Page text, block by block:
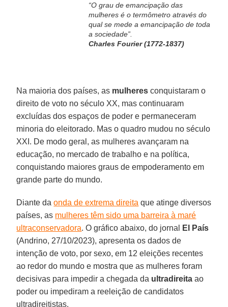
“O grau de emancipação das
mulheres é o termômetro através do
qual se mede a emancipação de toda
a sociedade”.
Charles Fourier (1772-1837)
Na maioria dos países, as mulheres conquistaram o
direito de voto no século XX, mas continuaram
excluídas dos espaços de poder e permaneceram
minoria do eleitorado. Mas o quadro mudou no século
XXI. De modo geral, as mulheres avançaram na
educação, no mercado de trabalho e na política,
conquistando maiores graus de empoderamento em
grande parte do mundo.
Diante daonda de extrema direita que atinge diversos
países, as mulheres têm sido uma barreira à maré
ultraconservadora. O gráfico abaixo, do jornal
El País
(Andrino, 27/10/2023), apresenta os dados de
intenção de voto, por sexo, em 12 eleições recentes
ao redor do mundo e mostra que as mulheres foram
decisivas para impedir a chegada da ultradireita ao
poder ou impediram a reeleição de candidatos
ultradireitistas.